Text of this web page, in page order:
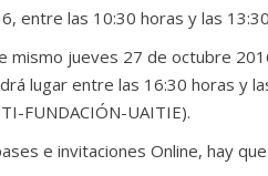
entre las 10:30 horas y las
mismo jueves 27 de octubre
lugar entre las 16:30 horas y
FUNDACIÓN-UAITIE).
e invitaciones Online, hay